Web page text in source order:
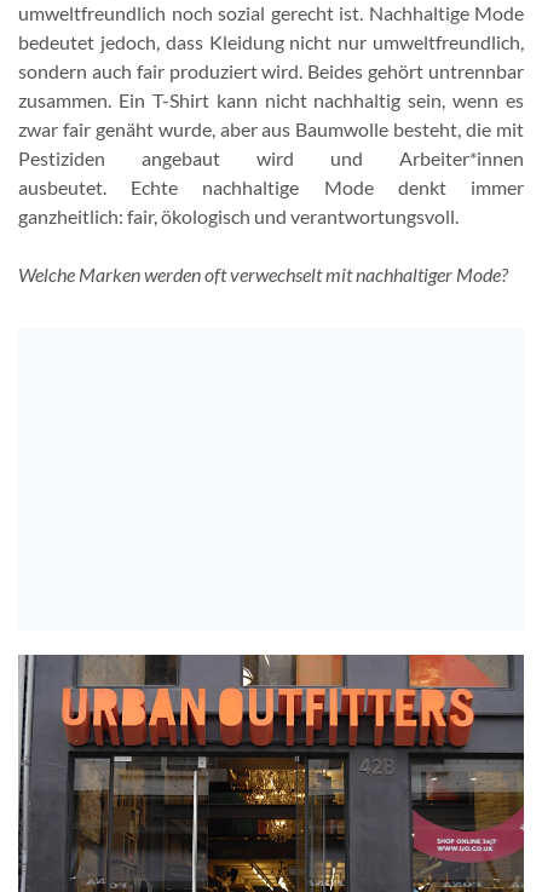
umweltfreundlich noch sozial gerecht ist. Nachhaltige Mode
bedeutet jedoch, dass Kleidung nicht nur umweltfreundlich,
sondern auch fair produziert wird. Beides gehört untrennbar
zusammen. Ein T-Shirt kann nicht nachhaltig sein, wenn es
zwar fair genäht wurde, aber aus Baumwolle besteht, die mit
Pestiziden angebaut wird und Arbeiter*innen
ausbeutet. Echte nachhaltige Mode denkt immer
ganzheitlich: fair, ökologisch und verantwortungsvoll.
Welche Marken werden oft verwechselt mit nachhaltiger Mode?